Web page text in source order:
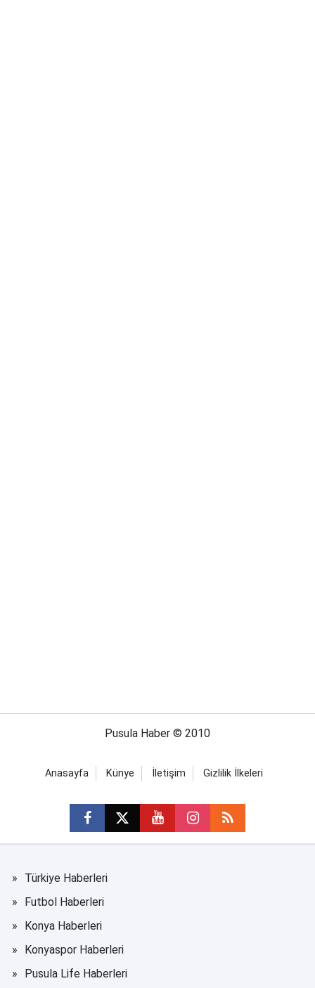
Pusula Haber © 2010
Anasayfa Künye İletişim Gizlilik İlkeleri
Türkiye Haberleri
Futbol Haberleri
Konya Haberleri
Konyaspor Haberleri
Pusula Life Haberleri